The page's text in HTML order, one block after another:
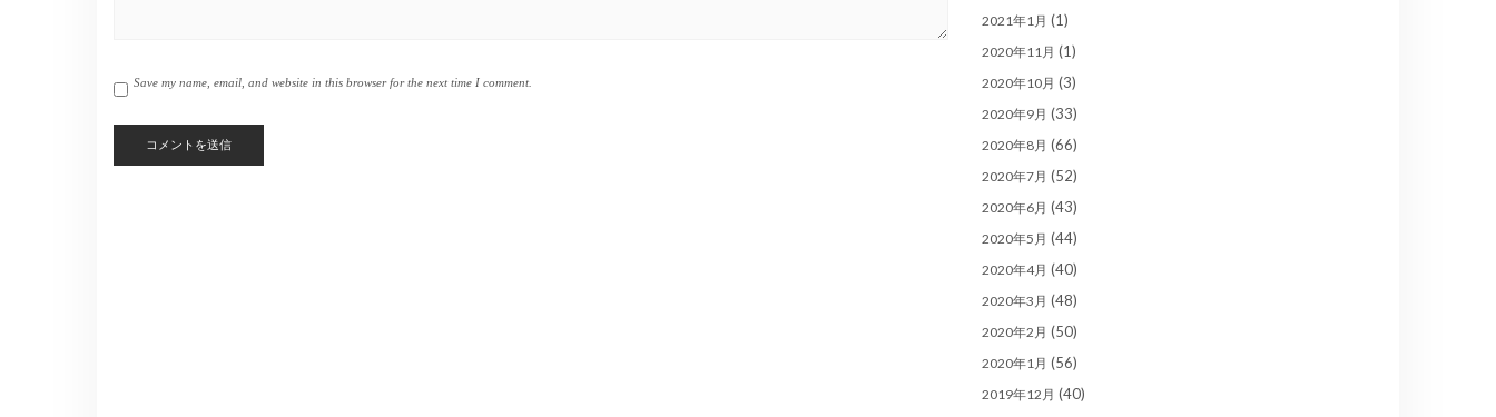
Save my name, email, and website in this browser for the next time I comment.
2021年1月 (1)
2020年11月 (1)
2020年10月 (3)
2020年9月 (33)
2020年8月 (66)
2020年7月 (52)
2020年6月 (43)
2020年5月 (44)
2020年4月 (40)
2020年3月 (48)
2020年2月 (50)
2020年1月 (56)
2019年12月 (40)